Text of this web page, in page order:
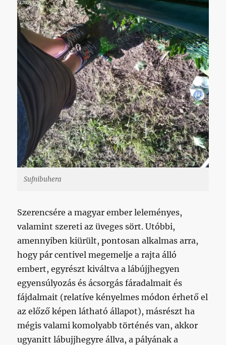
Sufnibuhera
Szerencsére a magyar ember leleményes,
valamint szereti az üveges sört. Utóbbi,
amennyiben kiürült, pontosan alkalmas arra,
hogy pár centivel megemelje a rajta álló
embert, egyrészt kiváltva a lábújjhegyen
egyensúlyozás és ácsorgás fáradalmait és
fájdalmait (relatíve kényelmes módon érhető el
az előző képen látható állapot), másrészt ha
mégis valami komolyabb történés van, akkor
ugyanitt lábujjhegyre állva, a pályának a